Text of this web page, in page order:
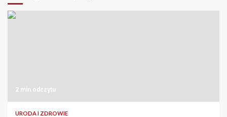
2 min odczytu
URODA I ZDROWIE